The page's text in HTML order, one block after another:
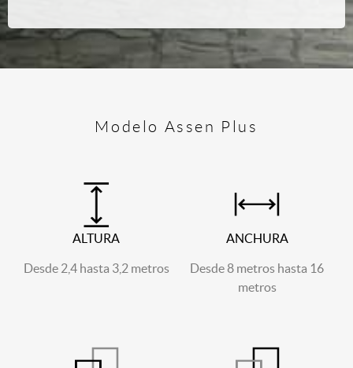
Modelo Assen Plus
ALTURA
Desde 2,4 hasta 3,2 metros
ANCHURA
Desde 8 metros hasta 16
metros